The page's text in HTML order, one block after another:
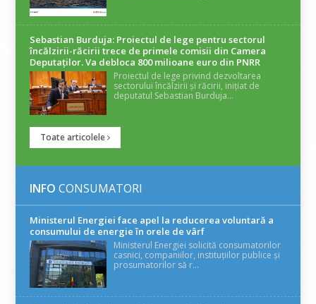
Sebastian Burduja: Proiectul de lege pentru sectorul
încălzirii-răcirii trece de primele comisii din Camera
Deputaților. Va debloca 800 milioane euro din PNRR
Proiectul de lege privind dezvoltarea
sectorului încălzirii și răcirii, inițiat de
deputatul Sebastian Burduja...
Toate articolele
INFO CONSUMATORI
Ministerul Energiei face apel la reducerea voluntară a
consumului de energie în orele de vârf
Ministerul Energiei solicită consumatorilor
casnici, companiilor, instituțiilor publice și
prosumatorilor să r...